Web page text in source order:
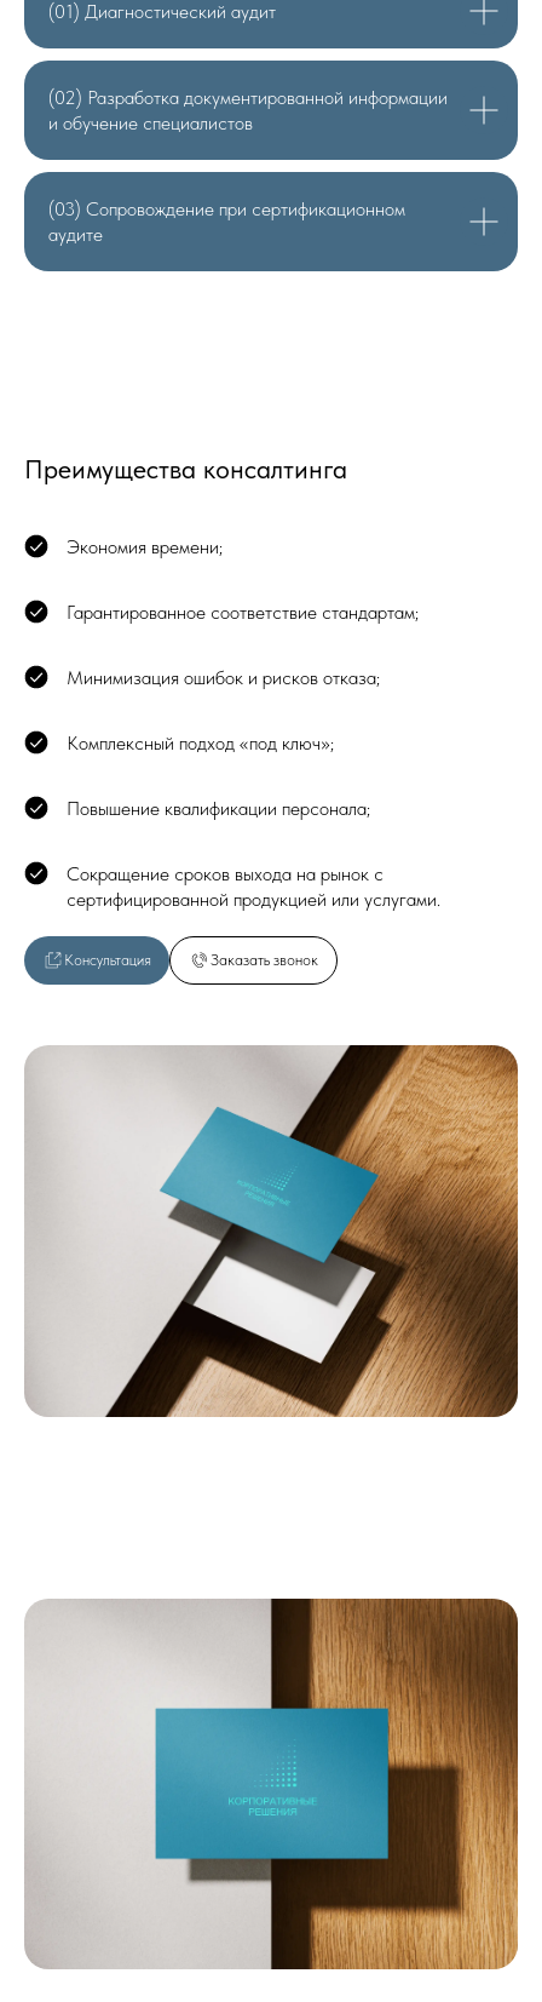
(01) Диагностический аудит
(02) Разработка документированной информации
и обучение специалистов
(03) Сопровождение при сертификационном
аудите
Преимущества консалтинга
Экономия времени;
Гарантированное соответствие стандартам;
Минимизация ошибок и рисков отказа;
Комплексный подход «под ключ»;
Повышение квалификации персонала;
Сокращение сроков выхода на рынок с
сертифицированной продукцией или услугами.
Консультация Заказать звонок